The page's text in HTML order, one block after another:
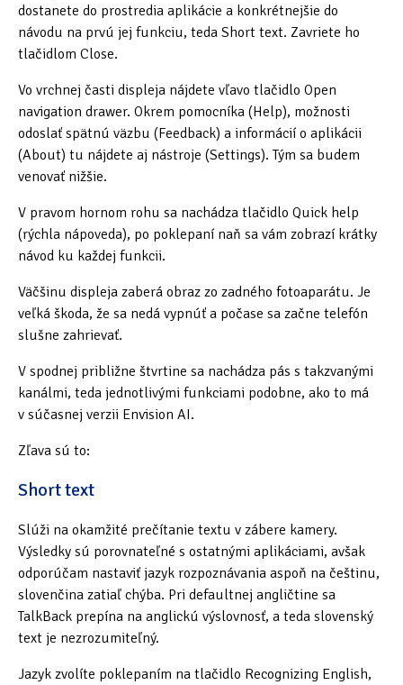
dostanete do prostredia aplikácie a konkrétnejšie do
návodu na prvú jej funkciu, teda Short text. Zavriete ho
tlačidlom Close.
Vo vrchnej časti displeja nájdete vľavo tlačidlo Open
navigation drawer. Okrem pomocníka (Help), možnosti
odoslať spätnú väzbu (Feedback) a informácií o aplikácii
(About) tu nájdete aj nástroje (Settings). Tým sa budem
venovať nižšie.
V pravom hornom rohu sa nachádza tlačidlo Quick help
(rýchla nápoveda), po poklepaní naň sa vám zobrazí krátky
návod ku každej funkcii.
Väčšinu displeja zaberá obraz zo zadného fotoaparátu. Je
veľká škoda, že sa nedá vypnúť a počase sa začne telefón
slušne zahrievať.
V spodnej približne štvrtine sa nachádza pás s takzvanými
kanálmi, teda jednotlivými funkciami podobne, ako to má
v súčasnej verzii Envision AI.
Zľava sú to:
Short text
Slúži na okamžité prečítanie textu v zábere kamery.
Výsledky sú porovnateľné s ostatnými aplikáciami, avšak
odporúčam nastaviť jazyk rozpoznávania aspoň na češtinu,
slovenčina zatiaľ chýba. Pri defaultnej angličtine sa
TalkBack prepína na anglickú výslovnosť, a teda slovenský
text je nezrozumiteľný.
Jazyk zvolíte poklepaním na tlačidlo Recognizing English,